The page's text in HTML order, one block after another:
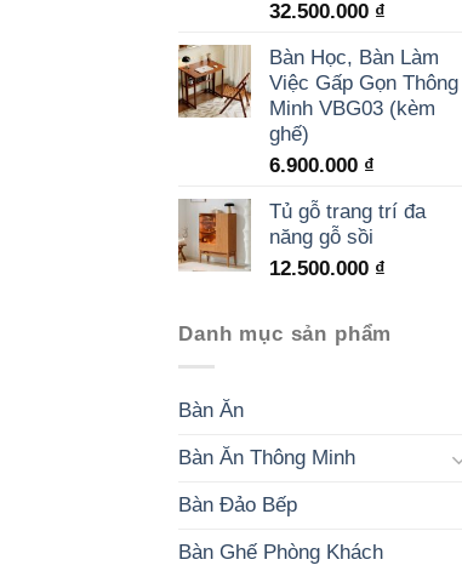
32.500.000 ₫
Bàn Học, Bàn Làm
Việc Gấp Gọn Thông
Minh VBG03 (kèm
ghế)
6.900.000 ₫
Tủ gỗ trang trí đa
năng gỗ sồi
12.500.000 ₫
Danh mục sản phẩm
Bàn Ăn
Bàn Ăn Thông Minh
Bàn Đảo Bếp
Bàn Ghế Phòng Khách